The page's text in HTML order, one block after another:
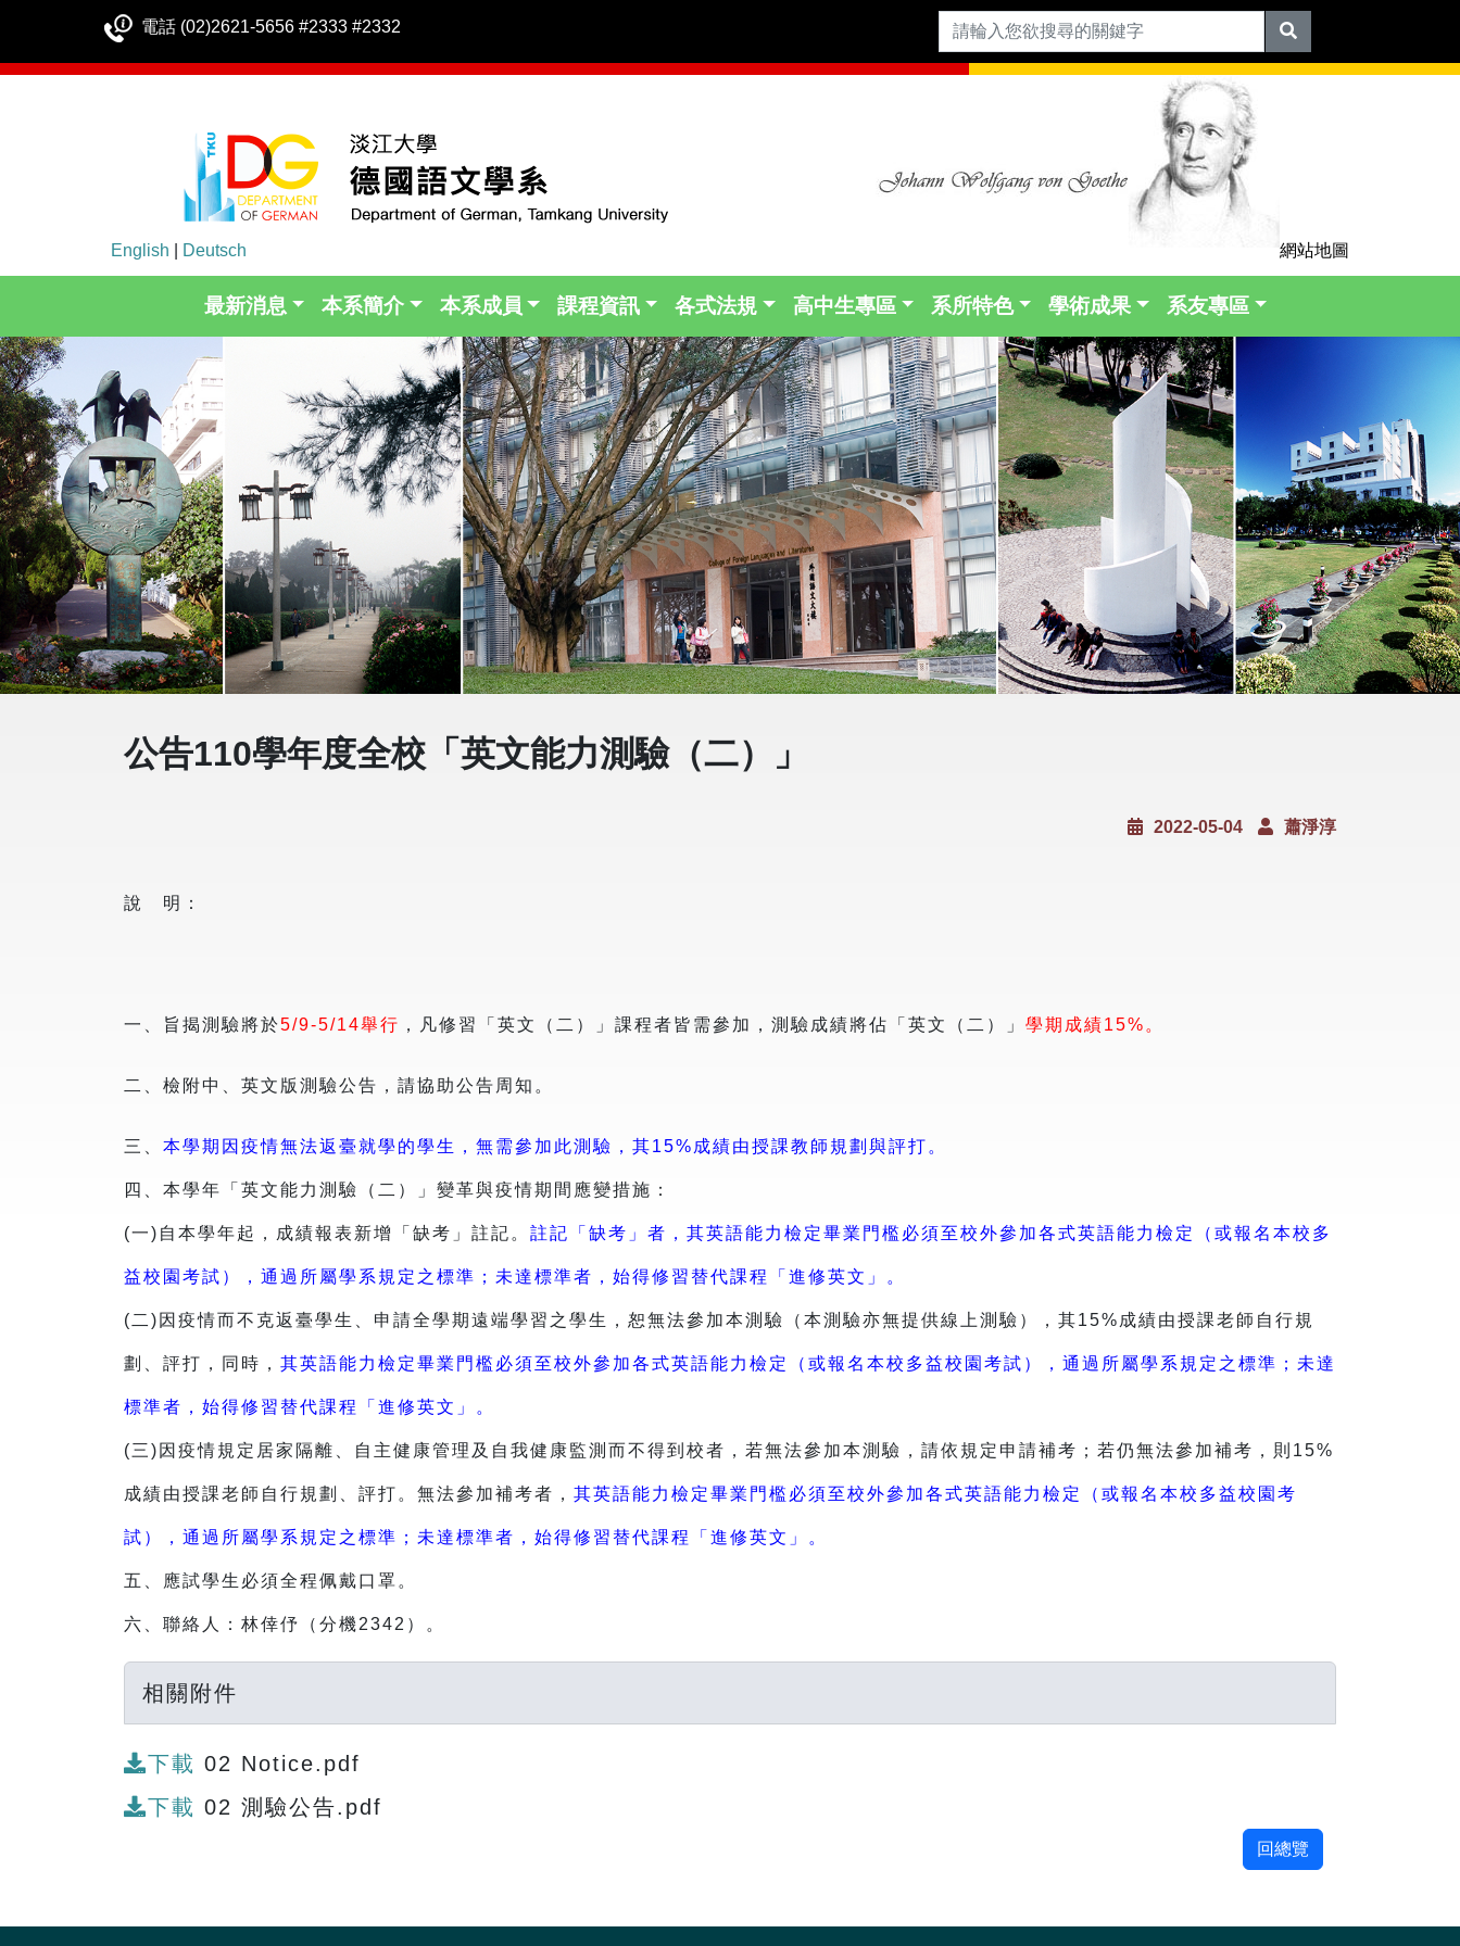
電話 (02)2621-5656 #2333 #2332
English Deutsch 網站地圖
最新消息 本系簡介 本系成員 課程資訊 各式法規 高中生專區 系所特色 學術成果 系友專區
公告110學年度全校「英文能力測驗（二）」
2022-05-04 蕭淨淳
說 明：
一、旨揭測驗將於5/9-5/14舉行 ，凡修習「英文（二）」課程者皆需參加，測驗成績將佔「英文（二）」 學期成績15%。
二、檢附中、英文版測驗公告，請協助公告周知。
三、 本學期因疫情無法返臺就學的學生，無需參加此測驗，其15%成績由授課教師規劃與評打。
四、本學年「英文能力測驗（二）」變革與疫情期間應變措施：
(一)自本學年起，成績報表新增「缺考」註記。 註記「缺考」者，其英語能力檢定畢業門檻必須至校外參加各式英語能力檢定（或報名本校多
益校園考試），通過所屬學系規定之標準；未達標準者，始得修習替代課程「進修英文」。
(二)因疫情而不克返臺學生、申請全學期遠端學習之學生，恕無法參加本測驗（本測驗亦無提供線上測驗），其15%成績由授課老師自行規
劃、評打，同時， 其英語能力檢定畢業門檻必須至校外參加各式英語能力檢定（或報名本校多益校園考試），通過所屬學系規定之標準；未達
標準者，始得修習替代課程「進修英文」。
(三)因疫情規定居家隔離、自主健康管理及自我健康監測而不得到校者，若無法參加本測驗，請依規定申請補考；若仍無法參加補考，則15%
成績由授課老師自行規劃、評打。無法參加補考者， 其英語能力檢定畢業門檻必須至校外參加各式英語能力檢定（或報名本校多益校園考
試），通過所屬學系規定之標準；未達標準者，始得修習替代課程「進修英文」。
五、應試學生必須全程佩戴口罩。
六、聯絡人：林倖伃（分機2342）。
相關附件
下載 02 Notice.pdf
下載 02 測驗公告.pdf
回總覽